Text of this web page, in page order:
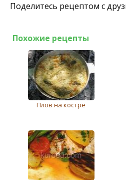
Поделитесь рецептом с
Похожие рецепты
Плов на костре